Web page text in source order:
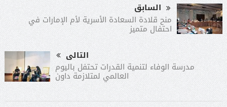
السابق
منح قلادة السعادة الأسرية لأم الإمارات في
احتفال متميز
التالى
مدرسة الوفاء لتنمية القدرات تحتفل باليوم
العالمي لمتلازمة داون